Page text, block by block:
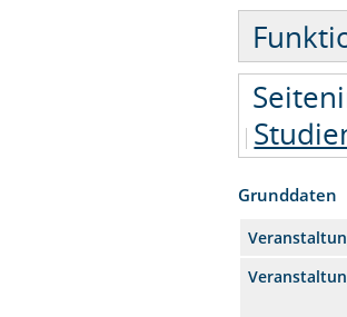
Grunddaten